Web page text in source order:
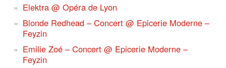
Elektra @ Opéra de Lyon
Blonde Redhead – Concert @ Epicerie Moderne –
Feyzin
Emilie Zoé – Concert @ Epicerie Moderne –
Feyzin